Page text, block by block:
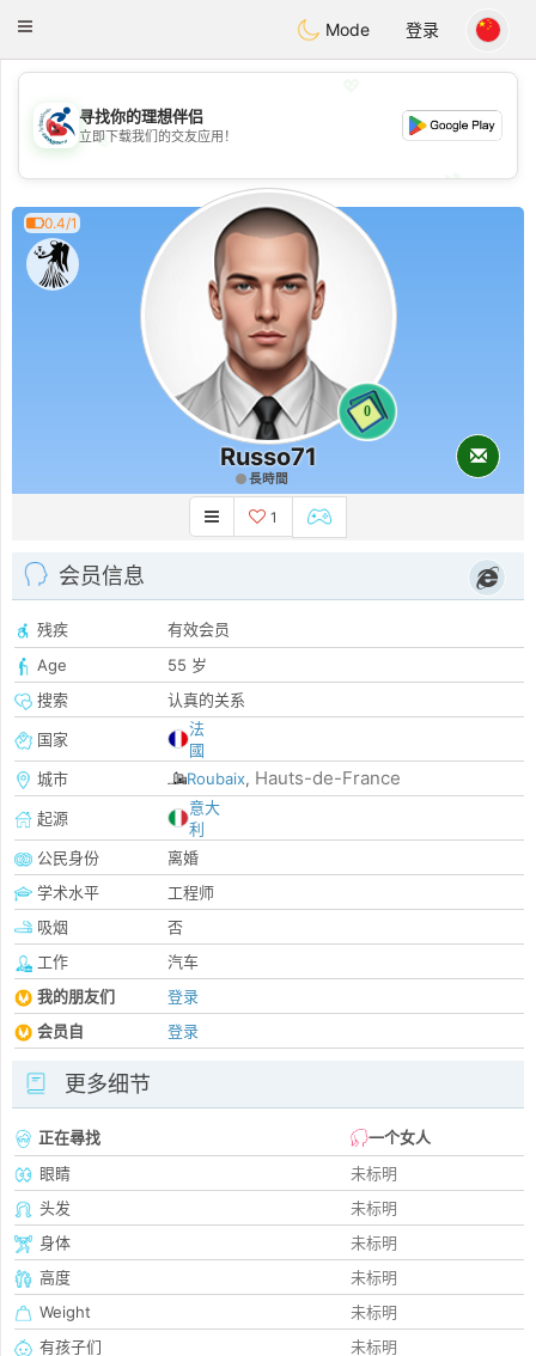
Handi Space
Toggle
Mode 登录
💖
💕
💕
寻找你的理想伴侣
立即下载我们的交友应用！
0.4/1
0
Russo71
長時間
1
会员信息
残疾
有效会员
Age
55 岁
搜索
认真的关系
国家
法
國
城市
Roubaix, Hauts-de-France
起源
意大
利
公民身份
离婚
学术水平
工程师
吸烟
否
工作
汽车
我的朋友们
登录
会员自
登录
更多细节
正在尋找
一个女人
眼睛
未标明
头发
未标明
身体
未标明
高度
未标明
Weight
未标明
有孩子们
未标明